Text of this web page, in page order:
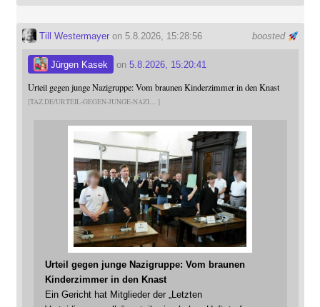
boosted
Till Westermayeron 5.8.2026, 15:28:56
Jürgen Kasek on 5.8.2026, 15:20:41
Urteil gegen junge Nazigruppe: Vom braunen Kinderzimmer in den Knast
TAZ.DE/URTEIL-GEGEN-JUNGE-NAZI
Urteil gegen junge Nazigruppe: Vom braunen
Kinderzimmer in den Knast
Ein Gericht hat Mitglieder der „Letzten